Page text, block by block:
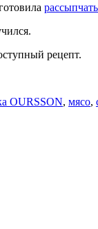
рецепт.
OURSSON, мясо,